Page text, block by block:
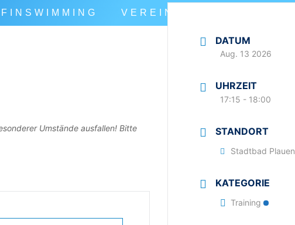
FINSWIMMING VEREINSGELÄNDE
Umstände ausfallen! Bitte
DATUM
Aug. 13 2026
UHRZEIT
17:15 - 18:00
STANDORT
Stadtbad Plauen
KATEGORIE
Training